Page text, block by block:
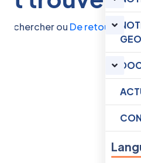
chercher ou De retour ici